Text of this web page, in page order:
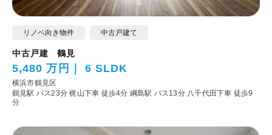
リノベ向き物件 中古戸建て
中古戸建 鶴見
5,480 万円 6 SLDK
横浜市鶴見区
鶴見駅 バス23分 梶山下車 徒歩4分 綱島駅 バス13分 八千代田下車 徒歩9
分